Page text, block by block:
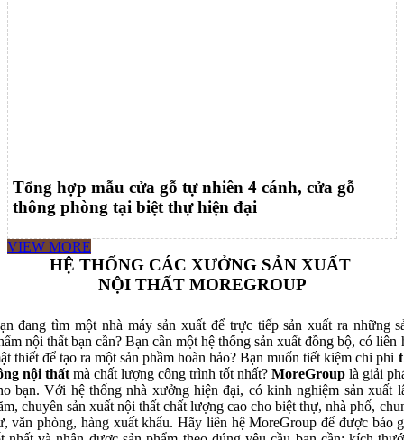
Tổng hợp mẫu cửa gỗ tự nhiên 4 cánh, cửa gỗ
thông phòng tại biệt thự hiện đại
VIEW MORE
HỆ THỐNG CÁC XƯỞNG SẢN XUẤT
NỘI THẤT MOREGROUP
đang tìm một nhà máy sản xuất để trực tiếp sản xuất ra những
nội thất bạn cần? Bạn cần một hệ thống sản xuất đồng bộ, có liên
thiết để tạo ra một sản phầm hoàn hảo? Bạn muốn tiết kiệm chi phi
nội thấtmà chất lượng công trình tốt nhất? MoreGrouplà giải
bạn. Với hệ thống nhà xưởng hiện đại, có kinh nghiệm sản xuất
chuyên sản xuất nội thất chất lượng cao cho biệt thự, nhà phố,
văn phòng, hàng xuất khẩu. Hãy liên hệ MoreGroup để được báo